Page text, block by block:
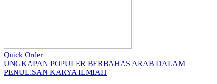
Quick Order
UNGKAPAN POPULER BERBAHAS ARAB DALAM
PENULISAN KARYA ILMIAH